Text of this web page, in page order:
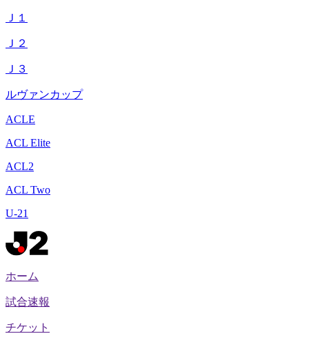
Ｊ１
Ｊ２
Ｊ３
ルヴァンカップ
ACLE
ACL Elite
ACL2
ACL Two
U-21
ホーム
試合速報
チケット